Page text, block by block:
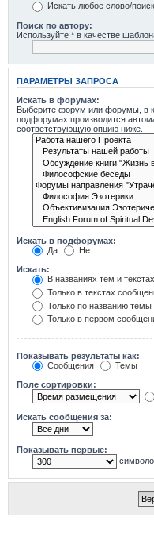
Искать любое слово/
Поиск по автору:
Используйте * в качестве
ПАРАМЕТРЫ ЗАПРОСА
Искать в форумах:
Выберите форум или форумы, в
подфорумах производится
соответствующую опцию ниже.
Искать в подфорумах:
Да
Нет
Искать:
В названиях тем и
Только в текстах
Только по названию темы
Только в первом
Показывать результаты как:
Сообщения
Темы
Поле сортировки:
Искать сообщения за:
Показывать первые: